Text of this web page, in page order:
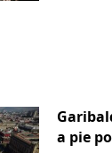
a pie